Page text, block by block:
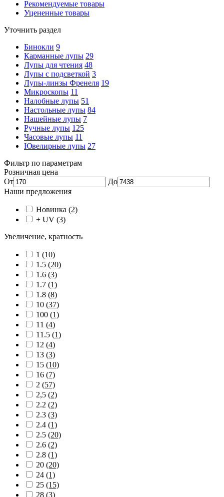
Рекомендуемые товары
Уцененные товары
Уточнить раздел
Бинокли 9
Карманные лупы 29
Лупы для чтения 48
Лупы с подсветкой 3
Лупы-линзы Френеля 19
Микроскопы 11
Налобные лупы 51
Настольные лупы 84
Нашейные лупы 7
Ручные лупы 125
Часовые лупы 11
Ювелирные лупы 27
Фильтр по параметрам
Розничная цена
От
До
Наши предложения
Новинка (2)
+ UV (3)
Увеличение, кратность
1 (10)
1.5 (20)
1.6 (3)
1.7 (1)
1.8 (8)
10 (37)
100 (1)
11 (4)
11.5 (1)
12 (4)
13 (3)
15 (10)
16 (7)
2 (57)
2,5 (2)
2.2 (2)
2.3 (3)
2.4 (1)
2.5 (20)
2.6 (2)
2.8 (1)
20 (20)
24 (1)
25 (15)
28 (3)